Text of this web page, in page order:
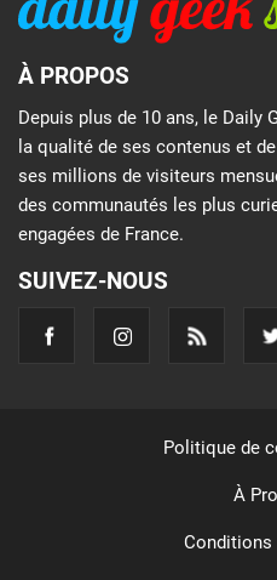
À PROPOS
Depuis plus de 10 ans, le Daily
la qualité de ses contenus et
ses millions de visiteurs
des communautés les plus
engagées de France.
SUIVEZ-NOUS
Politique de
À
Conditions